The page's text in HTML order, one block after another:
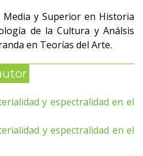
Media y Superior en Historia
de la Cultura y Análsis
en Teorías del Arte.
y espectralidad en el
y espectralidad en el